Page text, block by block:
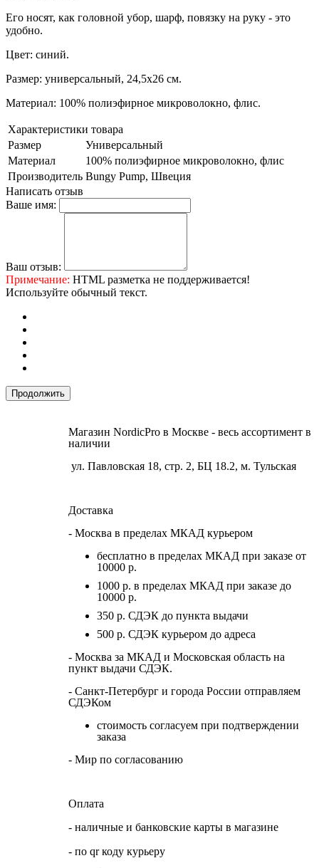
Его носят, как головной убор, шарф, повязку на руку - это
удобно.
Цвет: синий.
Размер: универсальный, 24,5х26 см.
Материал: 100% полиэфирное микроволокно, флис.
Характеристики товара
Размер
Универсальный
Материал
100% полиэфирное микроволокно, флис
Производитель Bungy Pump, Швеция
Написать отзыв
Ваше имя:
Ваш отзыв:
Примечание: HTML разметка не поддерживается!
Используйте обычный текст.
Продолжить
Магазин NordicPro в Москве - весь ассортимент в
наличии
ул. Павловская 18, стр. 2, БЦ 18.2, м. Тульская
Доставка
- Москва в пределах МКАД курьером
бесплатно в пределах МКАД при заказе от
10000 р.
1000 р. в пределах МКАД при заказе до
10000 р.
350 р. СДЭК до пункта выдачи
500 р. СДЭК курьером до адреса
- Москва за МКАД и Московская область на
пункт выдачи СДЭК.
- Санкт-Петербург и города России отправляем
СДЭКом
стоимость согласуем при подтверждении
заказа
- Мир по согласованию
Оплата
- наличные и банковские карты в магазине
- по qr коду курьеру